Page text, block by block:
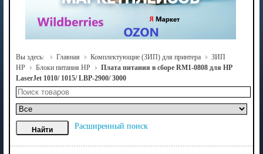
Вы здесь: Главная Комплектующие (ЗИП) для принтера
ЗИП
HP
Блоки питания HP
Плата питания в сборе RM1-0808 для HP
LaserJet 1010/ 1015/ LBP-2900/ 3000
Расширенный поиск